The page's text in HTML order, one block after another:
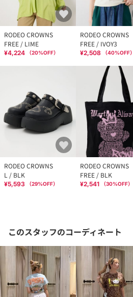
RODEO CROWNS
FREE / LIME
¥4,224 （20%OFF）
RODEO CROWNS
FREE / IVOY3
¥2,508 （40%OFF）
RODEO CROWNS
L / BLK
¥5,593 （29%OFF）
RODEO CROWNS
FREE / BLK
¥2,541 （30%OFF）
このスタッフのコーディネート